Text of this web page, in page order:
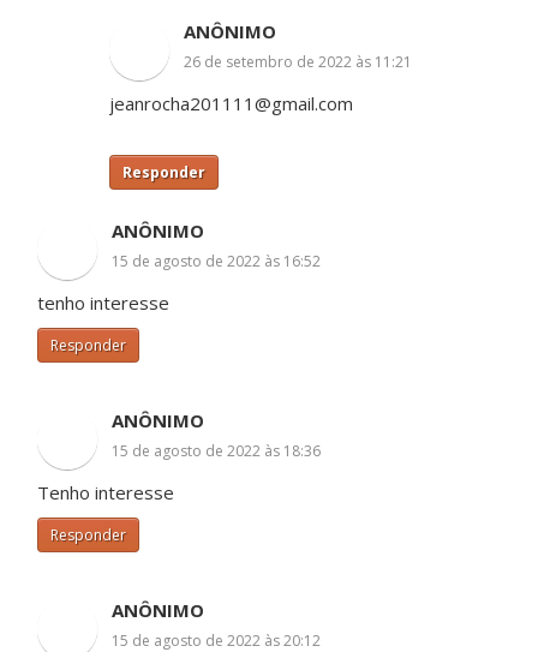
ANÔNIMO
26 de setembro de 2022 às 11:21
jeanrocha201111@gmail.com
Responder
ANÔNIMO
15 de agosto de 2022 às 16:52
tenho interesse
Responder
ANÔNIMO
15 de agosto de 2022 às 18:36
Tenho interesse
Responder
ANÔNIMO
15 de agosto de 2022 às 20:12